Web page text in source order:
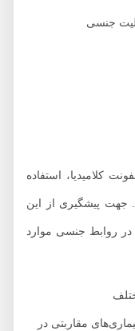
جنسی
استفاده
پیشگیری از این
جنسی موارد
مقاربتی در